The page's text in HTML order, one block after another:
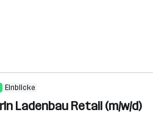
Einblicke
Ladenbau Retail (m/w/d)